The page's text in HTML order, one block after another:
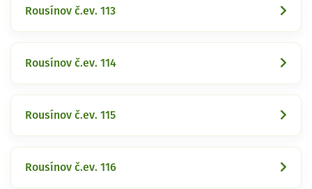
Rousínov č.ev. 113
Rousínov č.ev. 114
Rousínov č.ev. 115
Rousínov č.ev. 116